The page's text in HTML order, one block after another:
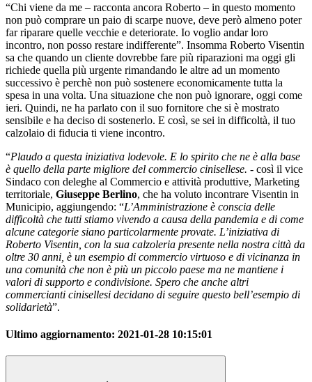
“Chi viene da me – racconta ancora Roberto – in questo momento
non può comprare un paio di scarpe nuove, deve però almeno poter
far riparare quelle vecchie e deteriorate. Io voglio andar loro
incontro, non posso restare indifferente”. Insomma Roberto Visentin
sa che quando un cliente dovrebbe fare più riparazioni ma oggi gli
richiede quella più urgente rimandando le altre ad un momento
successivo è perchè non può sostenere economicamente tutta la
spesa in una volta. Una situazione che non può ignorare, oggi come
ieri. Quindi, ne ha parlato con il suo fornitore che si è mostrato
sensibile e ha deciso di sostenerlo. E così, se sei in difficoltà, il tuo
calzolaio di fiducia ti viene incontro.
“Plaudo a questa iniziativa lodevole. E lo spirito che ne è alla base
è quello della parte migliore del commercio cinisellese. - così il vice
Sindaco con deleghe al Commercio e attività produttive, Marketing
territoriale, Giuseppe Berlino, che ha voluto incontrare Visentin in
Municipio, aggiungendo: “L’Amministrazione è conscia delle
difficoltà che tutti stiamo vivendo a causa della pandemia e di come
alcune categorie siano particolarmente provate. L’iniziativa di
Roberto Visentin, con la sua calzoleria presente nella nostra città da
oltre 30 anni, è un esempio di commercio virtuoso e di vicinanza in
una comunità che non è più un piccolo paese ma ne mantiene i
valori di supporto e condivisione. Spero che anche altri
commercianti cinisellesi decidano di seguire questo bell’esempio di
solidarietà”.
Ultimo aggiornamento: 2021-01-28 10:15:01